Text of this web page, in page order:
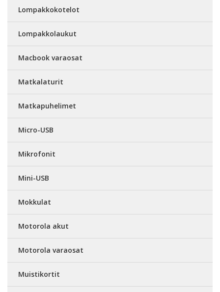
Lompakkokotelot
Lompakkolaukut
Macbook varaosat
Matkalaturit
Matkapuhelimet
Micro-USB
Mikrofonit
Mini-USB
Mokkulat
Motorola akut
Motorola varaosat
Muistikortit